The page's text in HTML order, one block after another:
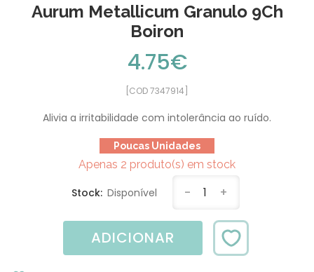
Aurum Metallicum Granulo 9Ch
Boiron
4.75€
[COD 7347914]
Alivia a irritabilidade com intolerância ao ruído.
Poucas Unidades
Apenas 2 produto(s) em stock
Stock: Disponível - 1 +
ADICIONAR